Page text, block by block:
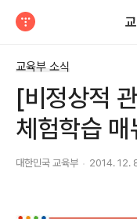
교육부 소식
[비정상적
체험학습 매
대한민국 교육부 2014. 12.